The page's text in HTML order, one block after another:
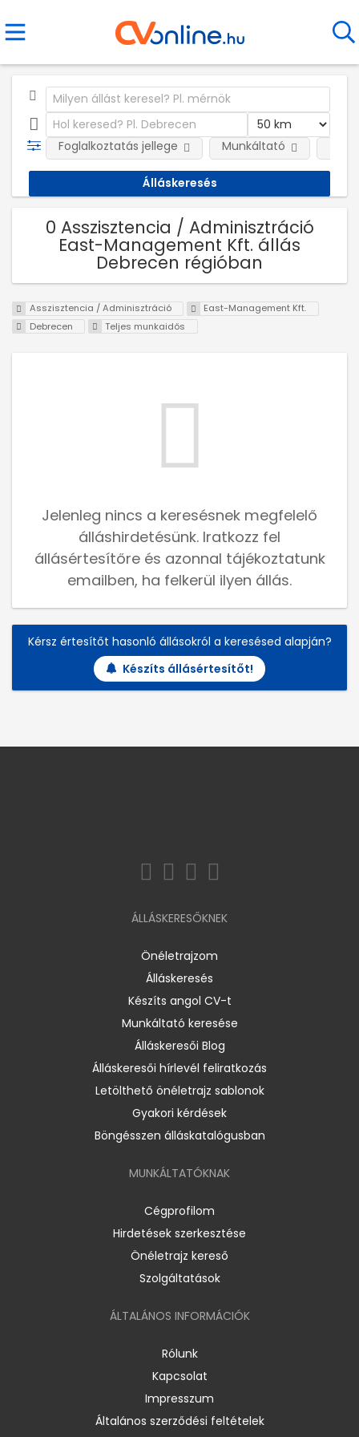
Foglalkoztatás jellege Munkáltató
0 Asszisztencia / Adminisztráció
East-Management Kft. állás
Debrecen régióban
Asszisztencia / Adminisztráció
East-Management Kft.
Debrecen
Teljes munkaidős
Jelenleg nincs a keresésnek megfelelő
álláshirdetésünk. Iratkozz fel
állásértesítőre és azonnal tájékoztatunk
emailben, ha felkerül ilyen állás.
Kérsz értesítőt hasonló állásokról a keresésed alapján?
Készíts állásértesítőt!
ÁLLÁSKERESŐKNEK
Önéletrajzom
Álláskeresés
Készíts angol CV-t
Munkáltató keresése
Álláskeresői Blog
Álláskeresői hírlevél feliratkozás
Letölthető önéletrajz sablonok
Gyakori kérdések
Böngésszen álláskatalógusban
MUNKÁLTATÓKNAK
Cégprofilom
Hirdetések szerkesztése
Önéletrajz kereső
Szolgáltatások
ÁLTALÁNOS INFORMÁCIÓK
Rólunk
Kapcsolat
Impresszum
Általános szerződési feltételek